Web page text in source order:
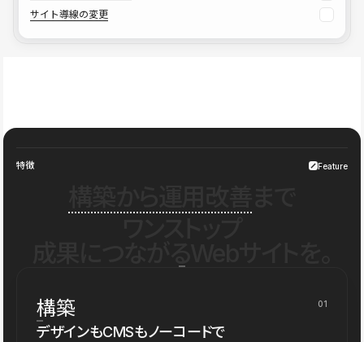
サイト導線の変更
特徴 Feature
構築 01
デザインもCMSもノーコードで